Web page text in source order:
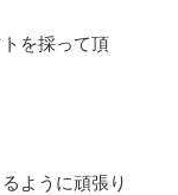
を採って頂
ように頑張り